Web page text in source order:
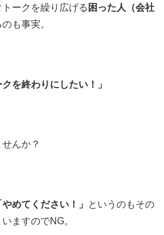
ークを繰り広げる 困った人（会社
も事実。
を終わりにしたい！」
んか？
やめてください！」
というのもその
ますのでNG。